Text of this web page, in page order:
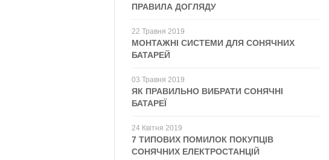
ПРАВИЛА ДОГЛЯДУ
22 Травня 2019
МОНТАЖНІ СИСТЕМИ ДЛЯ СОНЯЧНИХ
БАТАРЕЙ
03 Травня 2019
ЯК ПРАВИЛЬНО ВИБРАТИ СОНЯЧНІ
БАТАРЕЇ
24 Квітня 2019
7 ТИПОВИХ ПОМИЛОК ПОКУПЦІВ
СОНЯЧНИХ ЕЛЕКТРОСТАНЦІЙ